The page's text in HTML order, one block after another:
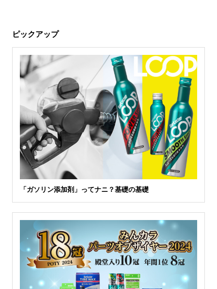
ピックアップ
「ガソリン添加剤」ってナニ？基礎の基礎